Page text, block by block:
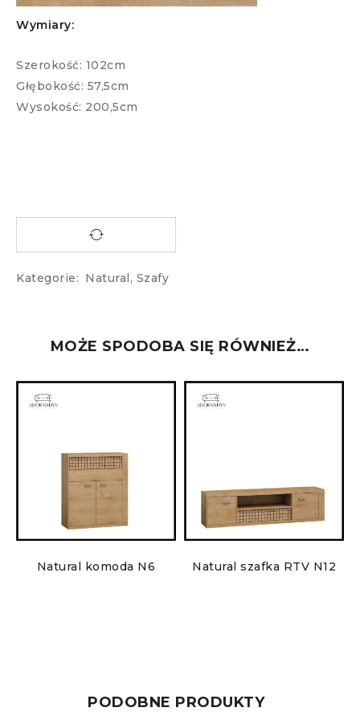
Wymiary:
Szerokość: 102cm
Głębokość: 57,5cm
Wysokość: 200,5cm
Kategorie: Natural , Szafy
MOŻE SPODOBA SIĘ RÓWNIEŻ…
Natural komoda N6 Natural szafka RTV N12
PODOBNE PRODUKTY